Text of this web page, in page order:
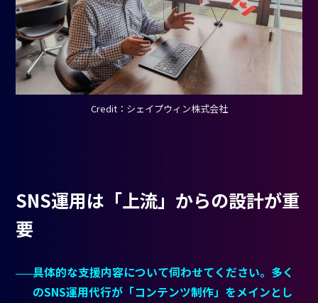
Credit：シェイプウィン株式会社
SNS運用は「上流」からの設計が重
要
具体的な支援内容について伺わせてください。多く
のSNS運用代行が「コンテンツ制作」をメインとし